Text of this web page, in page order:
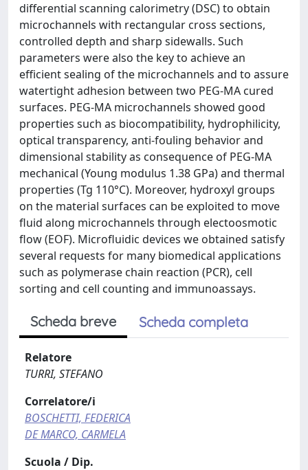
differential scanning calorimetry (DSC) to obtain
microchannels with rectangular cross sections,
controlled depth and sharp sidewalls. Such
parameters were also the key to achieve an
efficient sealing of the microchannels and to assure
watertight adhesion between two PEG-MA cured
surfaces. PEG-MA microchannels showed good
properties such as biocompatibility, hydrophilicity,
optical transparency, anti-fouling behavior and
dimensional stability as consequence of PEG-MA
mechanical (Young modulus 1.38 GPa) and thermal
properties (Tg 110°C). Moreover, hydroxyl groups
on the material surfaces can be exploited to move
fluid along microchannels through electoosmotic
flow (EOF). Microfluidic devices we obtained satisfy
several requests for many biomedical applications
such as polymerase chain reaction (PCR), cell
sorting and cell counting and immunoassays.
Scheda breve Scheda completa
Relatore
TURRI, STEFANO
Correlatore/i
BOSCHETTI, FEDERICA
DE MARCO, CARMELA
Scuola / Dip.